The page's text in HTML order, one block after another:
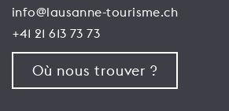
info@lausanne-tourisme.ch
+41 21 613 73 73
Où nous trouver ?